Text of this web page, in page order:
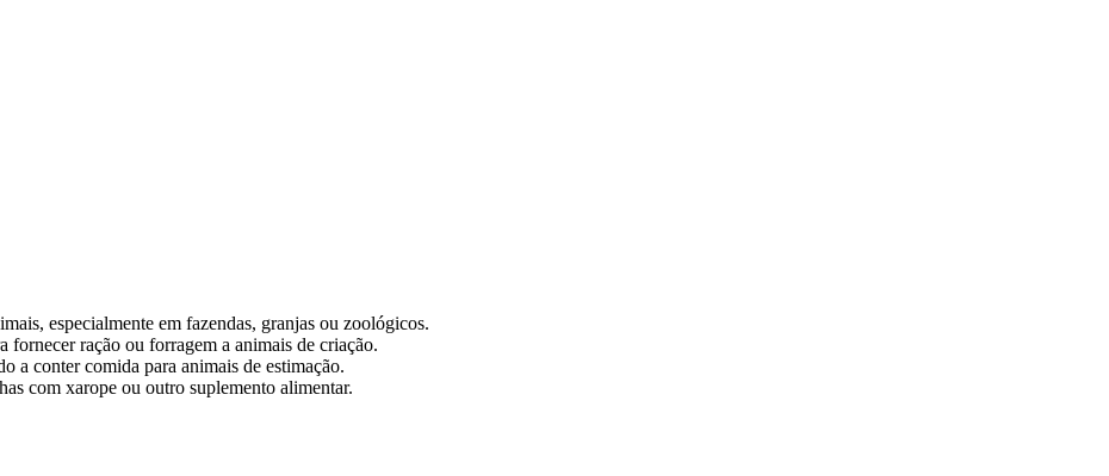
especialmente em fazendas, granjas ou zoológicos.
ração ou forragem a animais de criação.
a conter comida para animais de estimação.
com xarope ou outro suplemento alimentar.